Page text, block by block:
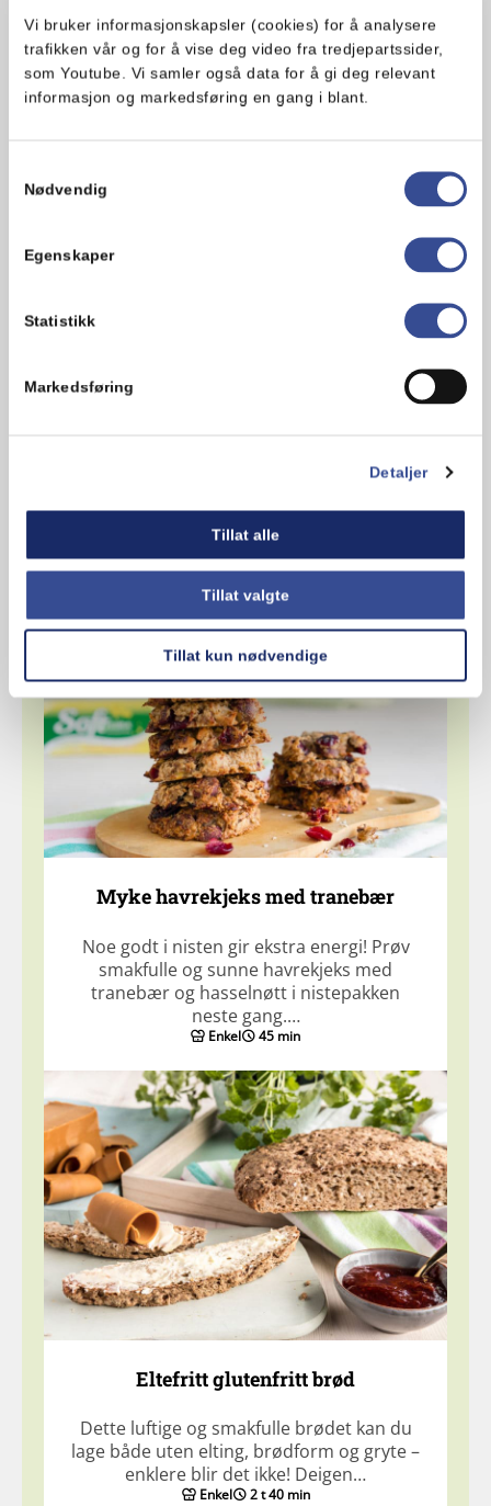
Vi bruker informasjonskapsler (cookies) for å analysere
trafikken vår og for å vise deg video fra tredjepartssider,
som Youtube. Vi samler også data for å gi deg relevant
informasjon og markedsføring en gang i blant.
Nødvendig
Egenskaper
Statistikk
Markedsføring
Detaljer
Tillat alle
Tillat valgte
Tillat kun nødvendige
Hva synes du om oppskriften?
Relaterte oppskrifter
Myke havrekjeks med tranebær
Noe godt i nisten gir ekstra energi! Prøv
smakfulle og sunne havrekjeks med
tranebær og hasselnøtt i nistepakken
neste gang.…
Enkel 45 min
Eltefritt glutenfritt brød
Dette luftige og smakfulle brødet kan du
lage både uten elting, brødform og gryte –
enklere blir det ikke! Deigen…
Enkel 2 t 40 min